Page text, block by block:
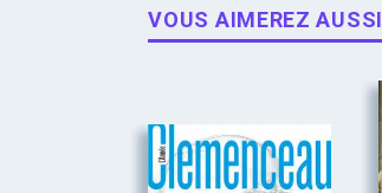
VOUS AIMEREZ AUSSI